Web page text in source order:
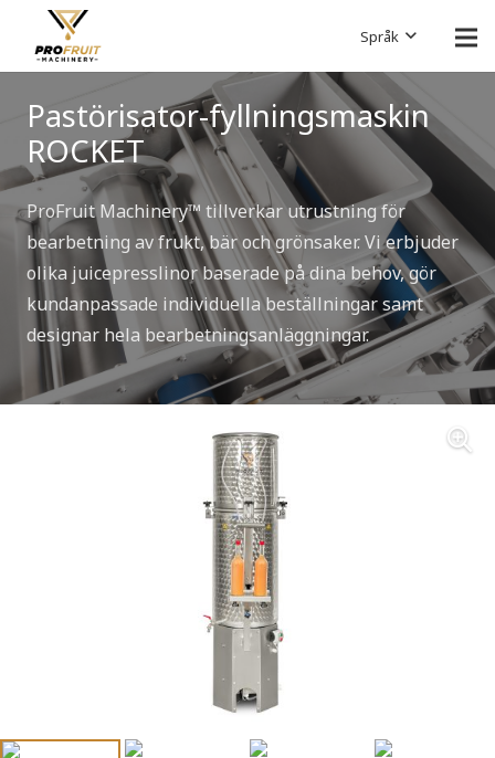
Språk
Pastörisator-fyllningsmaskin
ROCKET
ProFruit Machinery™ tillverkar utrustning för
bearbetning av frukt, bär och grönsaker. Vi erbjuder
olika juicepresslinor baserade på dina behov, gör
kundanpassade individuella beställningar samt
designar hela bearbetningsanläggningar.